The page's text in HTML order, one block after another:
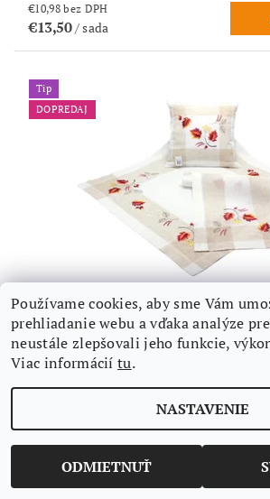
€10,98 bez DPH
€13,50/ sada
Tip
DOPREDAJ
JESENNÝ VYŠÍVANÝ OBRUS 5146
PODKLAD - LISTY - ŠTÓLA
€13,81 bez DPH
€16,99/ ks
Tip
Používame cookies, aby sme Vám
prehliadanie webu a vďaka analýze
neustále zlepšovali jeho funkcie,
Viac informáciítu.
NASTAVENIE
ODMIETNUŤ